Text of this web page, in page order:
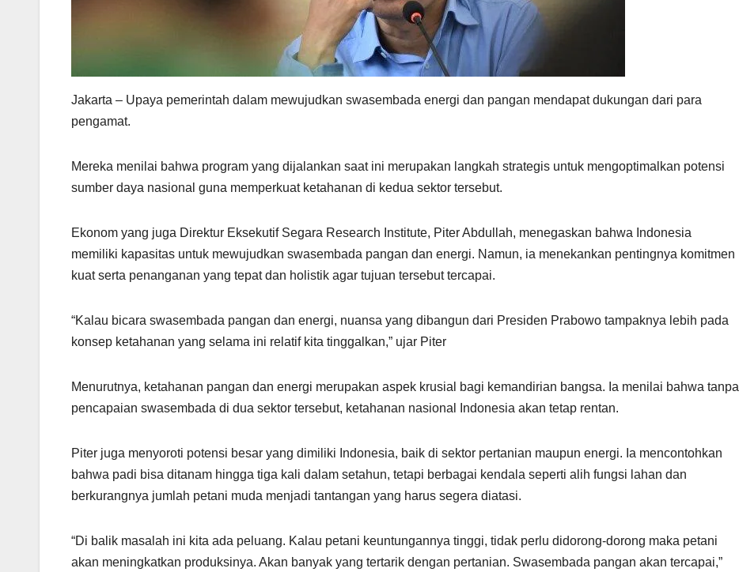
Jakarta – Upaya pemerintah dalam mewujudkan swasembada energi dan pangan mendapat dukungan dari para
pengamat.
Mereka menilai bahwa program yang dijalankan saat ini merupakan langkah strategis untuk mengoptimalkan potensi
sumber daya nasional guna memperkuat ketahanan di kedua sektor tersebut.
Ekonom yang juga Direktur Eksekutif Segara Research Institute, Piter Abdullah, menegaskan bahwa Indonesia
memiliki kapasitas untuk mewujudkan swasembada pangan dan energi. Namun, ia menekankan pentingnya komitmen
kuat serta penanganan yang tepat dan holistik agar tujuan tersebut tercapai.
“Kalau bicara swasembada pangan dan energi, nuansa yang dibangun dari Presiden Prabowo tampaknya lebih pada
konsep ketahanan yang selama ini relatif kita tinggalkan,” ujar Piter
Menurutnya, ketahanan pangan dan energi merupakan aspek krusial bagi kemandirian bangsa. Ia menilai bahwa tanpa
pencapaian swasembada di dua sektor tersebut, ketahanan nasional Indonesia akan tetap rentan.
Piter juga menyoroti potensi besar yang dimiliki Indonesia, baik di sektor pertanian maupun energi. Ia mencontohkan
bahwa padi bisa ditanam hingga tiga kali dalam setahun, tetapi berbagai kendala seperti alih fungsi lahan dan
berkurangnya jumlah petani muda menjadi tantangan yang harus segera diatasi.
“Di balik masalah ini kita ada peluang. Kalau petani keuntungannya tinggi, tidak perlu didorong-dorong maka petani
akan meningkatkan produksinya. Akan banyak yang tertarik dengan pertanian. Swasembada pangan akan tercapai,”